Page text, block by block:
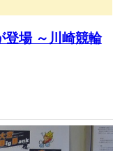
登場 ～川崎競輪